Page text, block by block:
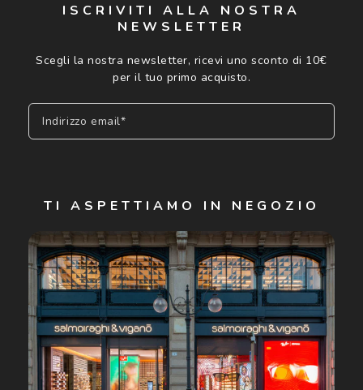
ISCRIVITI ALLA NOSTRA
NEWSLETTER
Scegli la nostra newsletter, ricevi uno sconto di 10€
per il tuo primo acquisto.
Indirizzo email*
Cliccando su "Iscriviti", confermo di avere più di 16 anni e
acconsento all'utilizzo dei miei Dati Personali da parte di
Luxottica Group S.p.A. per l'invio di offerte speciali, novità
ed altre comunicazioni di carattere pubblicitario (consultare
Informativa sulla privacyper ulteriori informazioni).
TI ASPETTIAMO IN NEGOZIO